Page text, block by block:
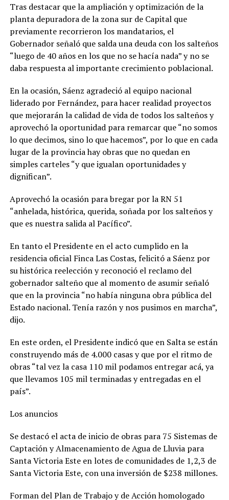
Tras destacar que la ampliación y optimización de la
planta depuradora de la zona sur de Capital que
previamente recorrieron los mandatarios, el
Gobernador señaló que salda una deuda con los salteños
“luego de 40 años en los que no se hacía nada” y no se
daba respuesta al importante crecimiento poblacional.
En la ocasión, Sáenz agradeció al equipo nacional
liderado por Fernández, para hacer realidad proyectos
que mejorarán la calidad de vida de todos los salteños y
aprovechó la oportunidad para remarcar que “no somos
lo que decimos, sino lo que hacemos”, por lo que en cada
lugar de la provincia hay obras que no quedan en
simples carteles “y que igualan oportunidades y
dignifican”.
Aprovechó la ocasión para bregar por la RN 51
“anhelada, histórica, querida, soñada por los salteños y
que es nuestra salida al Pacífico”.
En tanto el Presidente en el acto cumplido en la
residencia oficial Finca Las Costas, felicitó a Sáenz por
su histórica reelección y reconoció el reclamo del
gobernador salteño que al momento de asumir señaló
que en la provincia “no había ninguna obra pública del
Estado nacional. Tenía razón y nos pusimos en marcha”,
dijo.
En este orden, el Presidente indicó que en Salta se están
construyendo más de 4.000 casas y que por el ritmo de
obras “tal vez la casa 110 mil podamos entregar acá, ya
que llevamos 105 mil terminadas y entregadas en el
país”.
Los anuncios
Se destacó el acta de inicio de obras para 75 Sistemas de
Captación y Almacenamiento de Agua de Lluvia para
Santa Victoria Este en lotes de comunidades de 1,2,3 de
Santa Victoria Este, con una inversión de $238 millones.
Forman del Plan de Trabajo y de Acción homologado